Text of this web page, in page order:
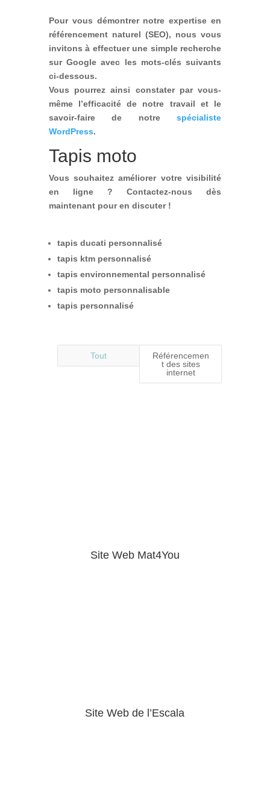
Pour vous démontrer notre expertise en
référencement naturel (SEO), nous vous
invitons à effectuer une simple recherche
sur Google avec les mots-clés suivants
ci-dessous.
Vous pourrez ainsi constater par vous-
même l’efficacité de notre travail et le
savoir-faire de notrespécialiste
WordPress.
Tapis moto
Vous souhaitez améliorer votre visibilité
en ligne ? Contactez-nous dès
maintenant pour en discuter !
tapis ducati personnalisé
tapis ktm personnalisé
tapis environnemental personnalisé
tapis moto personnalisable
tapis personnalisé
Tout
Référencemen
t des sites
internet
Site Web Mat4You
Site Web de l’Escala